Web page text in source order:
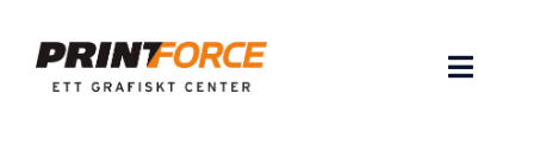
content
Toggle